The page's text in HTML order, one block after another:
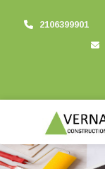
2106399901